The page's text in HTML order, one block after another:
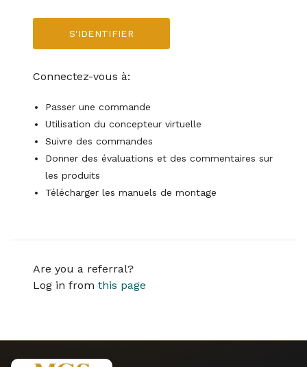
S'IDENTIFIER
Connectez-vous à:
Passer une commande
Utilisation du concepteur virtuelle
Suivre des commandes
Donner des évaluations et des commentaires sur
les produits
Télécharger les manuels de montage
Are you a referral?
Log in from this page